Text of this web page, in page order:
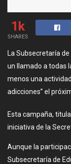
1k
SHARES
La Subsecretaría
un llamado a todas
menos una
adicciones” el
Esta campaña,
iniciativa de la
Aunque la
Subsecretaría de